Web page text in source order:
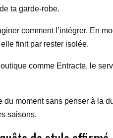
ta garde-robe.
comment l’intégrer. En
finit par rester isolée.
comme Entracte, le
moment sans penser à la
saisons.